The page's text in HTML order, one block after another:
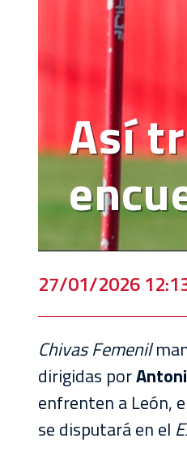
BOLETOS
CHIVABONOS
EVENTOS
DEPORTIVOS
REBAÑO
CHIVAS
TIENDA
CHIVAS
CHIVASTV
ESTADIO
AKRON
TOUR
ESTADIO
Así
27/01/2026
Chivas Femenil
dirigidas por
enfrenten a León,
se disputará en el